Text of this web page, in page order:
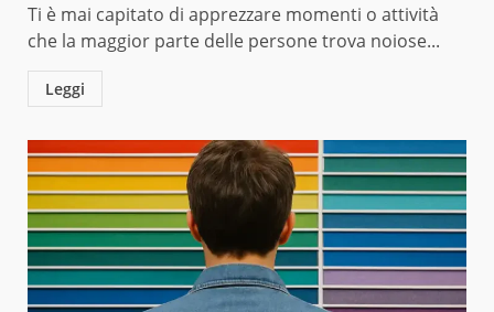
Ti è mai capitato di apprezzare momenti o attività
che la maggior parte delle persone trova noiose...
Leggi